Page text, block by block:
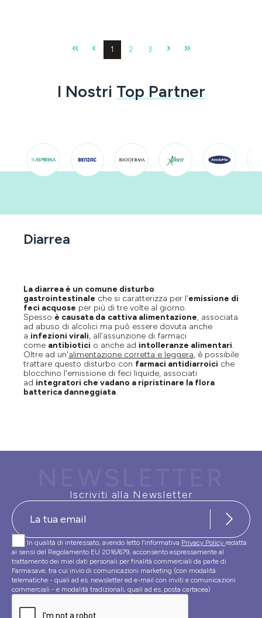
Pagina
1 Pagina
2 Pagina
3
I Nostri Top Partner
Diarrea
La diarrea è un comune disturbo
gastrointestinale che si caratterizza per l'emissione di
feci acquose per più di tre volte al giorno.
Spesso è causata da cattiva alimentazione, associata
ad abuso di alcolici ma può essere dovuta anche
a infezioni virali, all'assunzione di farmaci
come antibiotici o anche ad intolleranze alimentari.
Oltre ad un'alimentazione corretta e leggera, è possibile
trattare questo disturbo con farmaci antidiarroici che
blocchino l'emissione di feci liquide, associati
ad integratori che vadano a ripristinare la flora
batterica danneggiata.
Iscriviti alla Newsletter
In qualità di interessato, avendo letto l’informativa Privacy Policy redatta
ai sensi del Regolamento EU 2016/679, acconsento espressamente al
trattamento dei miei dati personali per finalità commerciali da parte di
Farmasave, tra cui invio di comunicazioni marketing (con modalità
telematiche - quali ad es. newsletter ed e-mail con inviti e comunicazioni
commerciali - e modalità tradizionali, quali ad es. posta cartacea)